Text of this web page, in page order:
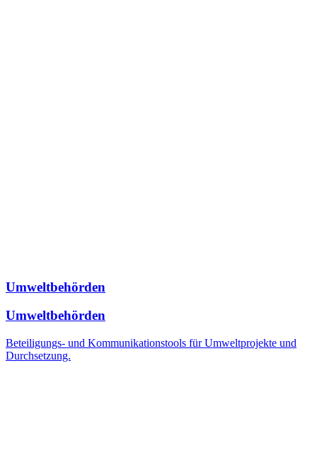
Umweltbehörden
Umweltbehörden
Beteiligungs- und Kommunikationstools für Umweltprojekte und
Durchsetzung.